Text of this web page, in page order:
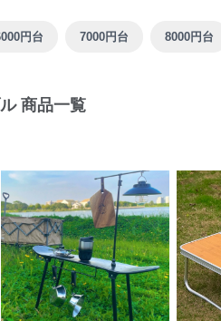
円台 7000円台 8000円台
商品一覧